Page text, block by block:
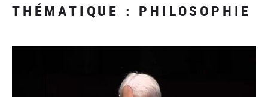
THÉMATIQUE : PHILOSOPHIE